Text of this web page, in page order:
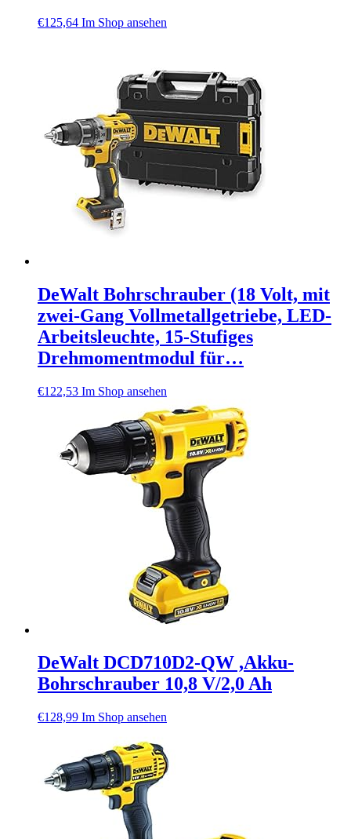
€125,64 Im Shop ansehen
DeWalt Bohrschrauber (18 Volt, mit
zwei-Gang Vollmetallgetriebe, LED-
Arbeitsleuchte, 15-Stufiges
Drehmomentmodul für…
€122,53 Im Shop ansehen
DeWalt DCD710D2-QW ,Akku-
Bohrschrauber 10,8 V/2,0 Ah
€128,99 Im Shop ansehen